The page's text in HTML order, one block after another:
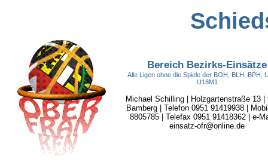
Bereich Bezirks-Einsätze
Alle Ligen ohne die Spiele der BOH, BLH, BPH,
U18M1
Michael Schilling | Holzgartenstraße 13 |
Bamberg | Telefon 0951 91419938 |
8805785 | Telefax 0951 91418362 | e-
einsatz-ofr@online.de